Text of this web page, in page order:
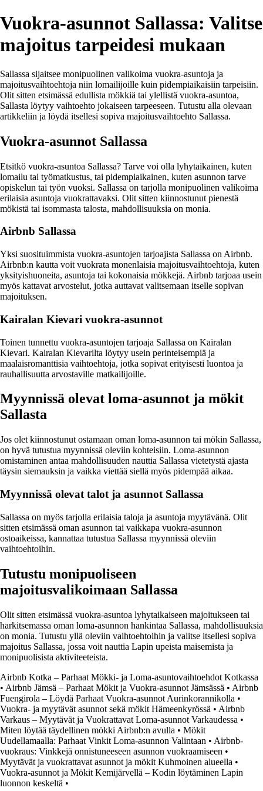
Vuokra-asunnot Sallassa: Valitse
majoitus tarpeidesi mukaan
Sallassa sijaitsee monipuolinen valikoima vuokra-asuntoja ja
majoitusvaihtoehtoja niin lomailijoille kuin pidempiaikaisiin tarpeisiin.
Olit sitten etsimässä edullista mökkiä tai ylellistä vuokra-asuntoa,
Sallasta löytyy vaihtoehto jokaiseen tarpeeseen. Tutustu alla olevaan
artikkeliin ja löydä itsellesi sopiva majoitusvaihtoehto Sallassa.
Vuokra-asunnot Sallassa
Etsitkö vuokra-asuntoa Sallassa? Tarve voi olla lyhytaikainen, kuten
lomailu tai työmatkustus, tai pidempiaikainen, kuten asunnon tarve
opiskelun tai työn vuoksi. Sallassa on tarjolla monipuolinen valikoima
erilaisia asuntoja vuokrattavaksi. Olit sitten kiinnostunut pienestä
mökistä tai isommasta talosta, mahdollisuuksia on monia.
Airbnb Sallassa
Yksi suosituimmista vuokra-asuntojen tarjoajista Sallassa on Airbnb.
Airbnb:n kautta voit vuokrata monenlaisia majoitusvaihtoehtoja, kuten
yksityishuoneita, asuntoja tai kokonaisia mökkejä. Airbnb tarjoaa usein
myös kattavat arvostelut, jotka auttavat valitsemaan itselle sopivan
majoituksen.
Kairalan Kievari vuokra-asunnot
Toinen tunnettu vuokra-asuntojen tarjoaja Sallassa on Kairalan
Kievari. Kairalan Kievarilta löytyy usein perinteisempiä ja
maalaisromanttisia vaihtoehtoja, jotka sopivat erityisesti luontoa ja
rauhallisuutta arvostaville matkailijoille.
Myynnissä olevat loma-asunnot ja mökit
Sallasta
Jos olet kiinnostunut ostamaan oman loma-asunnon tai mökin Sallassa,
on hyvä tutustua myynnissä oleviin kohteisiin. Loma-asunnon
omistaminen antaa mahdollisuuden nauttia Sallassa vietetystä ajasta
täysin siemauksin ja vaikka viettää siellä myös pidempää aikaa.
Myynnissä olevat talot ja asunnot Sallassa
Sallassa on myös tarjolla erilaisia taloja ja asuntoja myytävänä. Olit
sitten etsimässä oman asunnon tai vaikkapa vuokra-asunnon
ostoaikeissa, kannattaa tutustua Sallassa myynnissä oleviin
vaihtoehtoihin.
Tutustu monipuoliseen
majoitusvalikoimaan Sallassa
Olit sitten etsimässä vuokra-asuntoa lyhytaikaiseen majoitukseen tai
harkitsemassa oman loma-asunnon hankintaa Sallassa, mahdollisuuksia
on monia. Tutustu yllä oleviin vaihtoehtoihin ja valitse itsellesi sopiva
majoitus Sallassa, jossa voit nauttia Lapin upeista maisemista ja
monipuolisista aktiviteeteista.
Airbnb Kotka – Parhaat Mökki- ja Loma-asuntovaihtoehdot Kotkassa
• Airbnb Jämsä – Parhaat Mökit ja Vuokra-asunnot Jämsässä • Airbnb
Fuengirola – Löydä Parhaat Vuokra-asunnot Aurinkorannikolla •
Vuokra- ja myytävät asunnot sekä mökit Hämeenkyrössä • Airbnb
Varkaus – Myytävät ja Vuokrattavat Loma-asunnot Varkaudessa •
Miten löytää täydellinen mökki Airbnb:n avulla • Mökit
Uudellamaalla: Parhaat Vinkit Loma-asunnon Valintaan • Airbnb-
vuokraus: Vinkkejä onnistuneeseen asunnon vuokraamiseen •
Myytävät ja vuokrattavat asunnot ja mökit Kuhmoinen alueella •
Vuokra-asunnot ja Mökit Kemijärvellä – Kodin löytäminen Lapin
luonnon keskeltä •